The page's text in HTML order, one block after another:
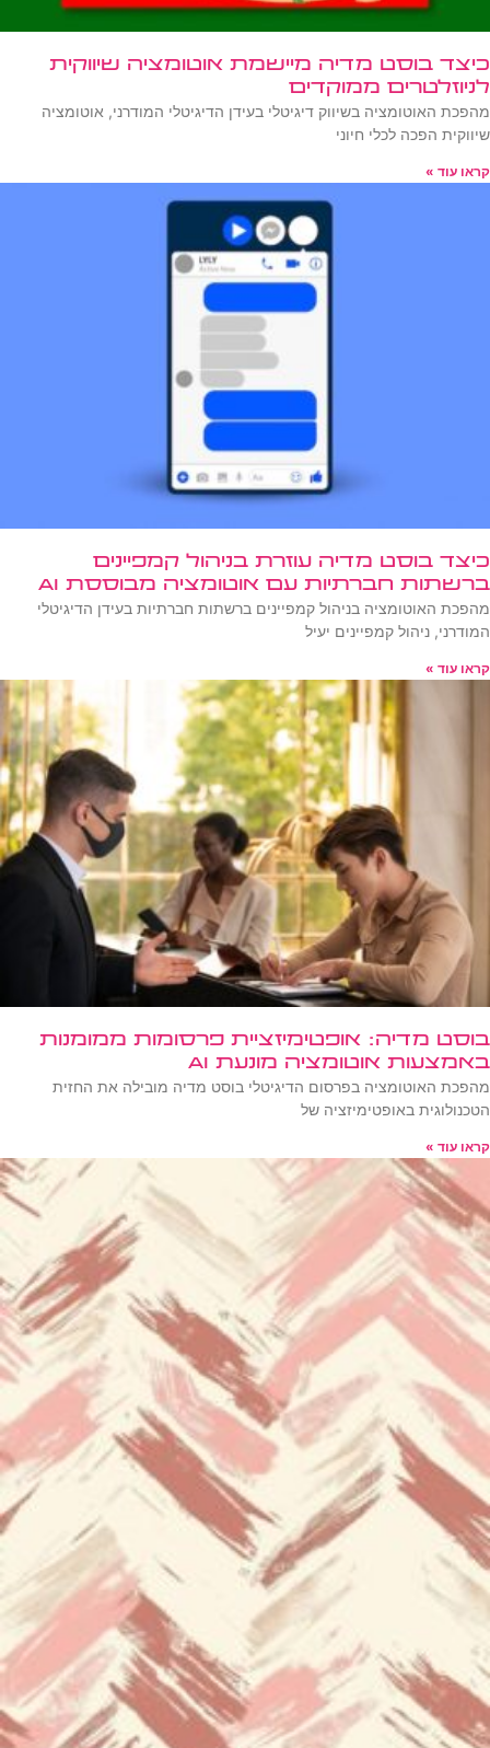
כיצד בוסט מדיה מיישמת אוטומציה שיווקית
לניוזלטרים ממוקדים
מהפכת האוטומציה בשיווק דיגיטלי בעידן הדיגיטלי המודרני, אוטומציה
שיווקית הפכה לכלי חיוני
קראו עוד »
כיצד בוסט מדיה עוזרת בניהול קמפיינים
ברשתות חברתיות עם אוטומציה מבוססת AI
מהפכת האוטומציה בניהול קמפיינים ברשתות חברתיות בעידן הדיגיטלי
המודרני, ניהול קמפיינים יעיל
קראו עוד »
בוסט מדיה: אופטימיזציית פרסומות ממומנות
באמצעות אוטומציה מונעת AI
מהפכת האוטומציה בפרסום הדיגיטלי בוסט מדיה מובילה את החזית
הטכנולוגית באופטימיזציה של
קראו עוד »